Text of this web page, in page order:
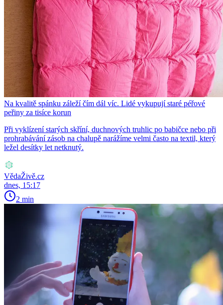
Na kvalitě spánku záleží čím dál víc. Lidé vykupují staré péřové
peřiny za tisíce korun
Při vyklízení starých skříní, duchnových truhlic po babičce nebo při
prohrabávání zásob na chalupě narážíme velmi často na textil, který
ležel desítky let netknutý.
VědaŽivě.cz
dnes, 15:17
2 min